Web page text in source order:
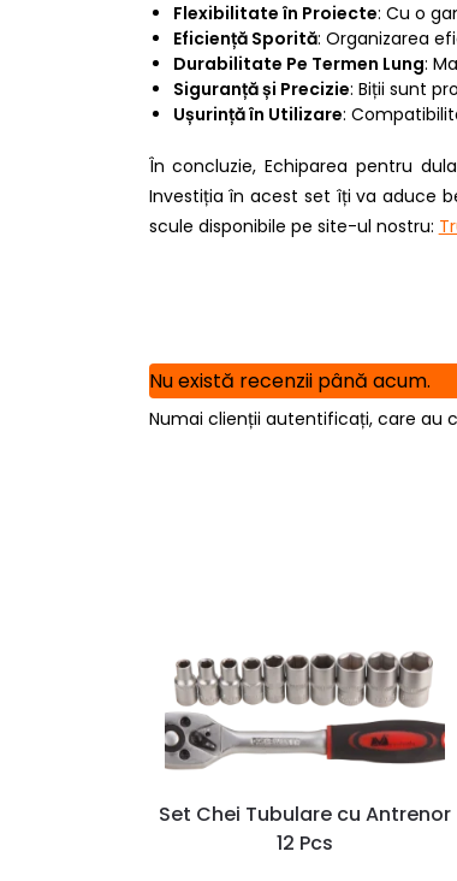
Flexibilitate în Proiecte: Cu o
Eficiență Sporită: Organizarea
Durabilitate Pe Termen Lung:
Siguranță și Precizie: Biții sunt
Ușurință în Utilizare:
În concluzie, Echiparea pentru
Investiția în acest set îți va aduce
scule disponibile pe site-ul nostru:
Nu există recenzii până acum.
Numai clienții autentificați, care au
Set Chei Tubulare cu Antrenor
12 Pcs